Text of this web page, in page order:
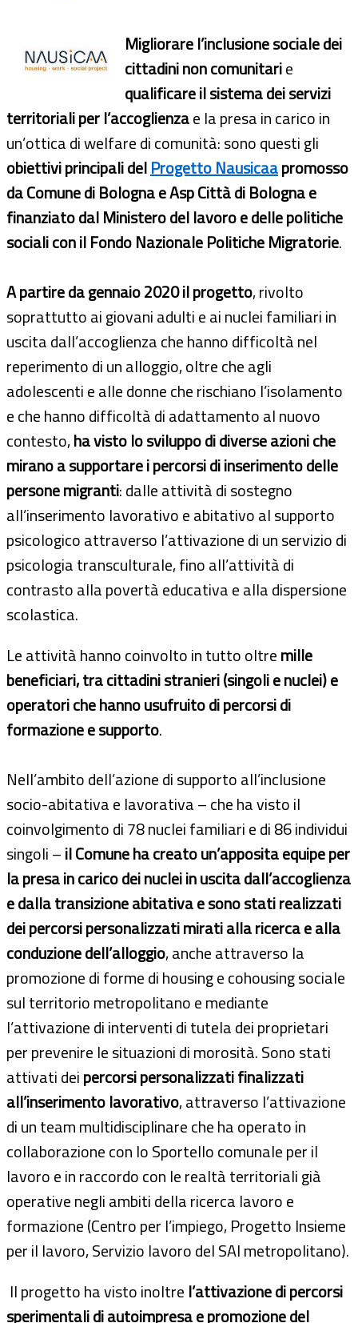
Migliorare l’inclusione sociale dei
cittadini non comunitarie
qualificare il sistema dei servizi
territoriali per l’accoglienzae la presa in carico in
un’ottica di welfare di comunità: sono questi gli
obiettivi principali delProgetto Nausicaapromosso
da Comune di Bologna e Asp Città di Bologna e
finanziato dal Ministero del lavoro e delle politiche
sociali con il Fondo Nazionale Politiche Migratorie.
A partire da gennaio 2020 il progetto, rivolto
soprattutto ai giovani adulti e ai nuclei familiari in
uscita dall’accoglienza che hanno difficoltà nel
reperimento di un alloggio, oltre che agli
adolescenti e alle donne che rischiano l’isolamento
e che hanno difficoltà di adattamento al nuovo
contesto,ha visto lo sviluppo di diverse azioni che
mirano a supportare i percorsi di inserimento delle
persone migranti: dalle attività di sostegno
all’inserimento lavorativo e abitativo al supporto
psicologico attraverso l’attivazione di un servizio di
psicologia transculturale, fino all’attività di
contrasto alla povertà educativa e alla dispersione
scolastica.
Le attività hanno coinvolto in tutto oltremille
beneficiari, tra cittadini stranieri (singoli e nuclei) e
operatori che hanno usufruito di percorsi di
formazione e supporto.
Nell’ambito dell’azione di supporto all’inclusione
socio-abitativa e lavorativa – che ha visto il
coinvolgimento di 78 nuclei familiari e di 86 individui
singoli –il Comune ha creato un’apposita equipe per
la presa in carico dei nuclei in uscita dall’accoglienza
e dalla transizione abitativa e sono stati realizzati
dei percorsi personalizzati mirati alla ricerca e alla
conduzione dell’alloggio, anche attraverso la
promozione di forme di housing e cohousing sociale
sul territorio metropolitano e mediante
l’attivazione di interventi di tutela dei proprietari
per prevenire le situazioni di morosità. Sono stati
attivati deipercorsi personalizzati finalizzati
all’inserimento lavorativo, attraverso l’attivazione
di un team multidisciplinare che ha operato in
collaborazione con lo Sportello comunale per il
lavoro e in raccordo con le realtà territoriali già
operative negli ambiti della ricerca lavoro e
formazione (Centro per l’impiego, Progetto Insieme
per il lavoro, Servizio lavoro del SAI metropolitano).
Il progetto ha visto inoltre l’attivazione di percorsi
sperimentali di autoimpresa e promozione del